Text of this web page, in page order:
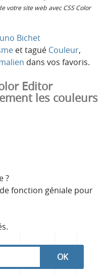
votre site web avec CSS Color
Bichet
et tagué Couleur,
dans vos favoris.
Editor
les couleurs
?
fonction géniale pour